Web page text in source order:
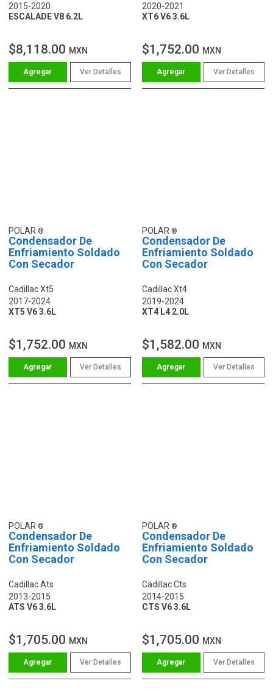
2015-2020
ESCALADE V8 6.2L
$8,118.00 MXN
Ver Detalles
2020-2021
XT6 V6 3.6L
$1,752.00 MXN
Ver Detalles
POLAR
Condensador De
Enfriamiento Soldado
Con Secador
Cadillac Xt5
2017-2024
XT5 V6 3.6L
$1,752.00 MXN
Ver Detalles
POLAR
Condensador De
Enfriamiento Soldado
Con Secador
Cadillac Xt4
2019-2024
XT4 L4 2.0L
$1,582.00 MXN
Ver Detalles
POLAR
Condensador De
Enfriamiento Soldado
Con Secador
Cadillac Ats
2013-2015
ATS V6 3.6L
$1,705.00 MXN
Ver Detalles
POLAR
Condensador De
Enfriamiento Soldado
Con Secador
Cadillac Cts
2014-2015
CTS V6 3.6L
$1,705.00 MXN
Ver Detalles